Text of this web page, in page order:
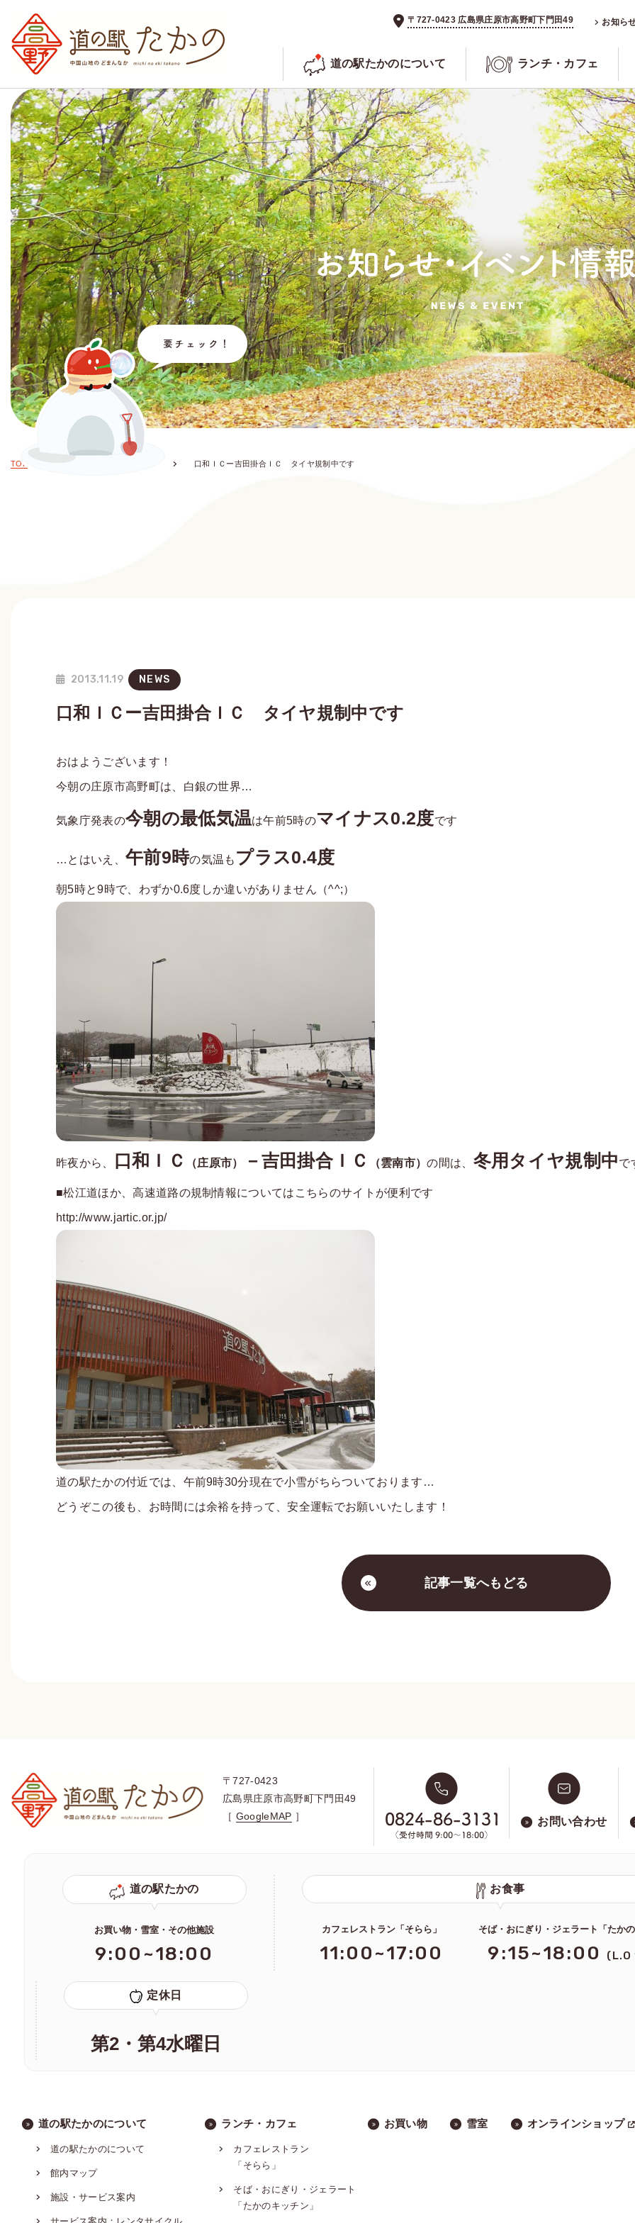
〒727-0423 広島県庄原市高野町下門田49 お知ら
道の駅たかのについて ランチ・カフェ
TOP お知らせ・イベント情報 口和ＩＣー吉田掛合ＩＣ タイヤ規制中です
2013.11.19 NEWS
口和ＩＣー吉田掛合ＩＣ タイヤ規制中です
おはようございます！
今朝の庄原市高野町は、白銀の世界…
気象庁発表の今朝の最低気温は午前5時のマイナス0.2度です
…とはいえ、 午前9時の気温も プラス0.4度
朝5時と9時で、わずか0.6度しか違いがありません（^^;）
昨夜から、 口和ＩＣ （庄原市） －吉田掛合ＩＣ （雲南市）の間は、 冬用タイヤ規制中で
■松江道ほか、高速道路の規制情報についてはこちらのサイトが便利です
http://www.jartic.or.jp/
道の駅たかの付近では、午前9時30分現在で小雪がちらついております…
どうぞこの後も、お時間には余裕を持って、安全運転でお願いいたします！
記事一覧へもどる
〒727-0423
広島県庄原市高野町下門田49
［ GoogleMAP ］ お問い合わせ
道の駅たかの
お買い物・雪室・その他施設
9:00~18:00
お食事
カフェレストラン「そらら」
11:00~17:00
そば・おにぎり・ジェラート「たか
9:15~18:00 (L.O
定休日
第2・第4水曜日
道の駅たかのについて
道の駅たかのについて
館内マップ
施設・サービス案内
ランチ・カフェ
カフェレストラン
「そらら」
そば・おにぎり・ジェラート
「たかのキッチン」
お買い物 雪室 オンラインショップ